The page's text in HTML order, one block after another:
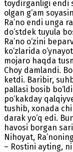
toydirganligi endi
olgan g‘am
Ra’no endi unga
do‘stdek tuyula
Ra’no o‘zini
ko‘zlarida
mojaro haqda
Choy damlandi.
ketdi. Baribir,
pallasi bosib
po‘kakday
tushib, xonada
darak yo‘q edi.
havosi borgan
Nihoyat,
– Rostini ayting,